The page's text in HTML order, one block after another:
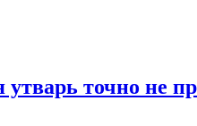
точно не